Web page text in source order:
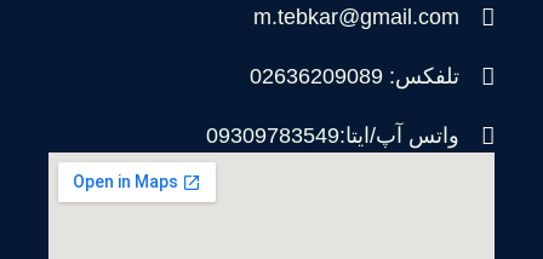
m.tebkar@gmail.com
تلفکس: 02636209089
واتس آپ/ایتا:09309783549